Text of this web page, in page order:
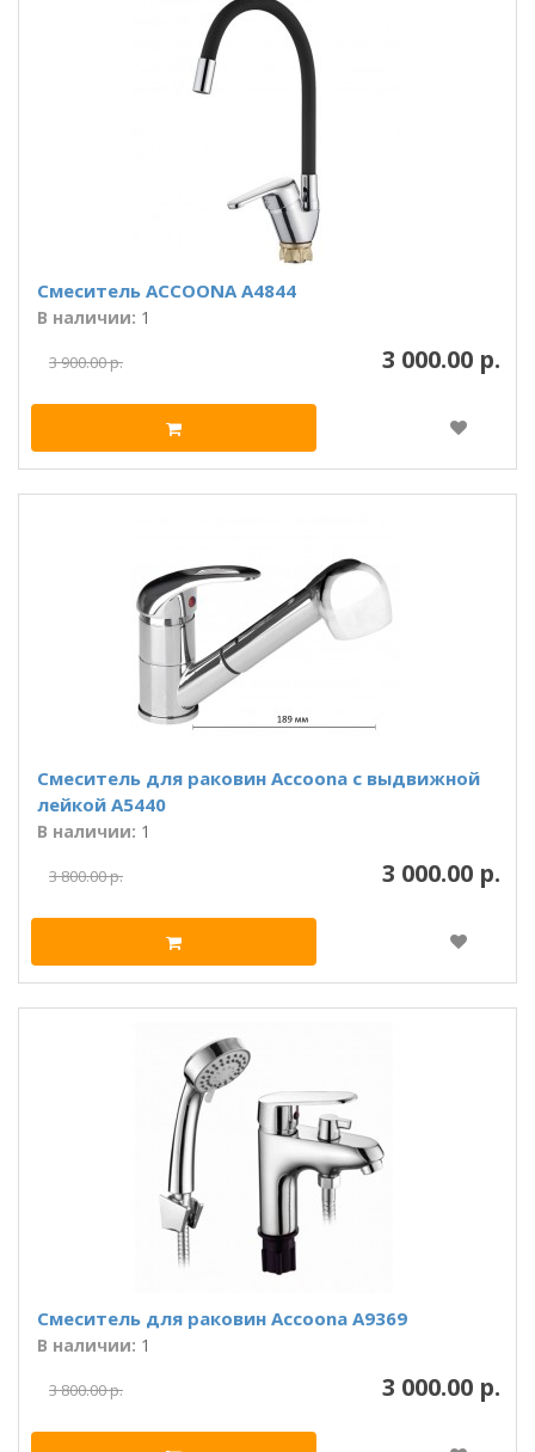
Смеситель ACCOONA A4844
В наличии: 1
3 000.00 р.
3 900.00 р.
Смеситель для раковин Accoona с выдвижной
лейкой A5440
В наличии: 1
3 000.00 р.
3 800.00 р.
Смеситель для раковин Accoona A9369
В наличии: 1
3 000.00 р.
3 800.00 р.